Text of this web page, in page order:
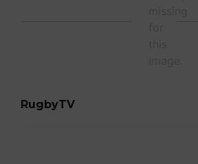
RugbyTV